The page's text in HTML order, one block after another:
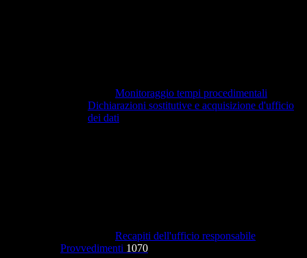
Monitoraggio tempi procedimentali
Dichiarazioni sostitutive e acquisizione d'ufficio
dei dati
Recapiti dell'ufficio responsabile
Provvedimenti 1070